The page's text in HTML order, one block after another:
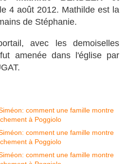
le 4 août 2012. Mathilde est la
de Stéphanie.
avec les demoiselles
amenée dans l'église par